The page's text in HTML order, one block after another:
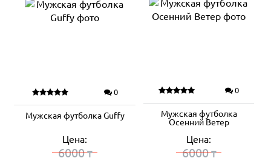
0
Мужская футболка Guffy
Цена:
6000₸
0
Мужская футболка
Осенний Ветер
Цена:
6000₸